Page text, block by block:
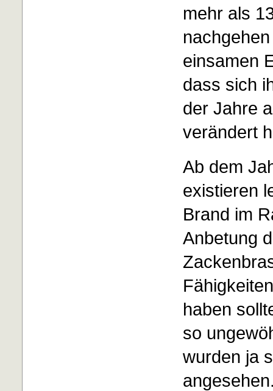
mehr als
einsamen
dass sich
der Jahre
verändert
Ab dem
existieren
Brand im
Anbetung
haben
so
wurden ja